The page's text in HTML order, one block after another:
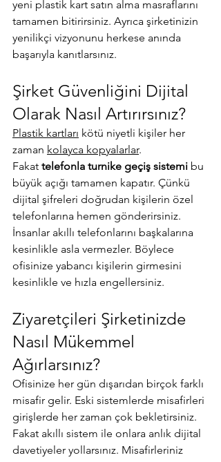
yeni plastik kart satın alma masraflarını
tamamen bitirirsiniz. Ayrıca şirketinizin
yenilikçi vizyonunu herkese anında
başarıyla kanıtlarsınız.
Şirket Güvenliğini Dijital
Olarak Nasıl Artırırsınız?
Plastik kartları kötü niyetli kişiler her
zaman kolayca kopyalarlar.
Fakat telefonla turnike geçiş sistemi bu
büyük açığı tamamen kapatır. Çünkü
dijital şifreleri doğrudan kişilerin özel
telefonlarına hemen gönderirsiniz.
İnsanlar akıllı telefonlarını başkalarına
kesinlikle asla vermezler. Böylece
ofisinize yabancı kişilerin girmesini
kesinlikle ve hızla engellersiniz.
Ziyaretçileri Şirketinizde
Nasıl Mükemmel
Ağırlarsınız?
Ofisinize her gün dışarıdan birçok farklı
misafir gelir. Eski sistemlerde misafirleri
girişlerde her zaman çok bekletirsiniz.
Fakat akıllı sistem ile onlara anlık dijital
davetiyeler yollarsınız. Misafirleriniz